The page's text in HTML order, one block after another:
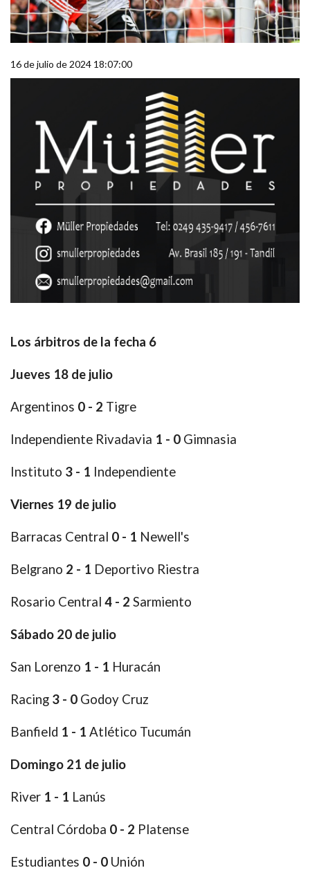
16 de julio de 2024 18:07:00
Los árbitros de la fecha 6
Jueves 18 de julio
Argentinos 0 - 2 Tigre
Independiente Rivadavia 1 - 0 Gimnasia
Instituto 3 - 1 Independiente
Viernes 19 de julio
Barracas Central 0 - 1 Newell's
Belgrano 2 - 1 Deportivo Riestra
Rosario Central 4 - 2 Sarmiento
Sábado 20 de julio
San Lorenzo 1 - 1 Huracán
Racing 3 - 0 Godoy Cruz
Banfield 1 - 1 Atlético Tucumán
Domingo 21 de julio
River 1 - 1 Lanús
Central Córdoba 0 - 2 Platense
Estudiantes 0 - 0 Unión